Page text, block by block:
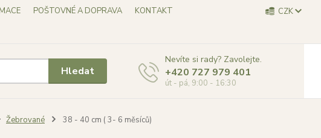
POŠTOVNÉ A DOPRAVA
KONTAKT
CZK
Hledat
Nevíte si rady? Zavolejte.
+420 727 979 401
út - pá, 9:00 - 16:30
Žebrované 38 - 40 cm ( 3- 6 měsíců)